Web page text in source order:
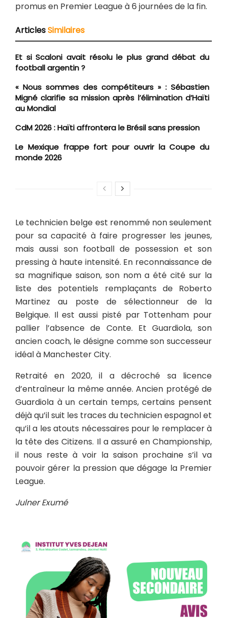
promus en Premier League à 6 journées de la fin.
ArticlesSimilaires
Et si Scaloni avait résolu le plus grand débat du
football argentin ?
« Nous sommes des compétiteurs » : Sébastien
Migné clarifie sa mission après l’élimination d’Haïti
au Mondial
CdM 2026 : Haïti affrontera le Brésil sans pression
Le Mexique frappe fort pour ouvrir la Coupe du
monde 2026
Le technicien belge est renommé non seulement
pour sa capacité à faire progresser les jeunes,
mais aussi son football de possession et son
pressing à haute intensité. En reconnaissance de
sa magnifique saison, son nom a été cité sur la
liste des potentiels remplaçants de Roberto
Martinez au poste de sélectionneur de la
Belgique. Il est aussi pisté par Tottenham pour
pallier l’absence de Conte. Et Guardiola, son
ancien coach, le désigne comme son successeur
idéal à Manchester City.
Retraité en 2020, il a décroché sa licence
d’entraîneur la même année. Ancien protégé de
Guardiola à un certain temps, certains pensent
déjà qu’il suit les traces du technicien espagnol et
qu’il a les atouts nécessaires pour le remplacer à
la tête des Citizens. Il a assuré en Championship,
il nous reste à voir la saison prochaine s’il va
pouvoir gérer la pression que dégage la Premier
League.
Julner Exumé